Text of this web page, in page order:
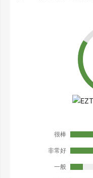
很棒
非常好
一般